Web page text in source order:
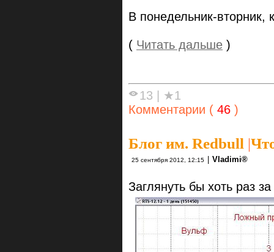
В понедельник-вторник,
( Читать дальше )
13
★1
Комментарии ( 46 )
Блог им. Redbull |
25 сентября 2012, 12:15 Vlаdimi®
Заглянуть бы хоть раз